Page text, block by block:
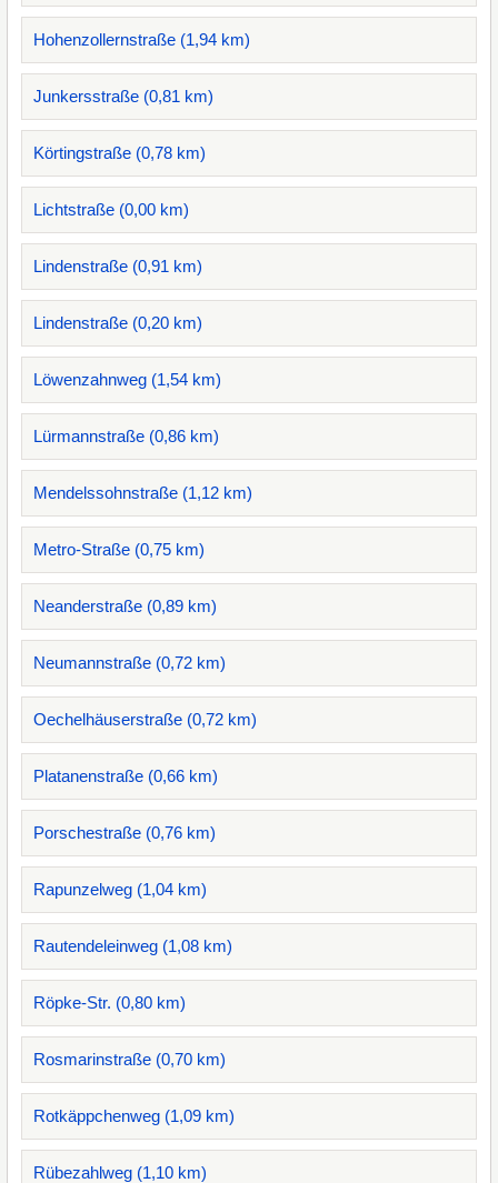
Hohenzollernstraße (1,94 km)
Junkersstraße (0,81 km)
Körtingstraße (0,78 km)
Lichtstraße (0,00 km)
Lindenstraße (0,91 km)
Lindenstraße (0,20 km)
Löwenzahnweg (1,54 km)
Lürmannstraße (0,86 km)
Mendelssohnstraße (1,12 km)
Metro-Straße (0,75 km)
Neanderstraße (0,89 km)
Neumannstraße (0,72 km)
Oechelhäuserstraße (0,72 km)
Platanenstraße (0,66 km)
Porschestraße (0,76 km)
Rapunzelweg (1,04 km)
Rautendeleinweg (1,08 km)
Röpke-Str. (0,80 km)
Rosmarinstraße (0,70 km)
Rotkäppchenweg (1,09 km)
Rübezahlweg (1,10 km)